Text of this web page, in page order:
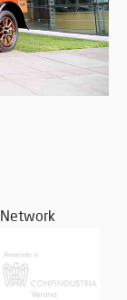
Network